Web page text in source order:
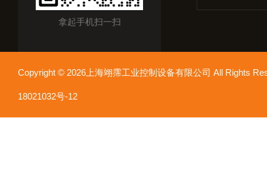
拿起手机扫一扫
Copyright © 2026上海翊霈工业控制设备有限公司 All Rights
18021032号-12